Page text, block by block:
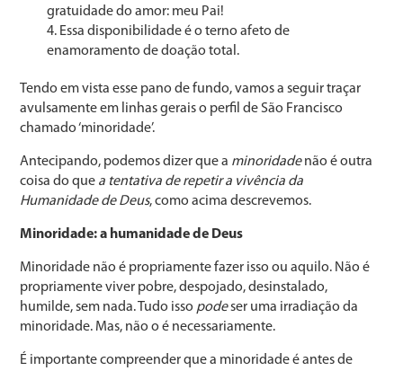
gratuidade do amor: meu Pai!
Essa disponibilidade é o terno afeto de
enamoramento de doação total.
Tendo em vista esse pano de fundo, vamos a seguir traçar
avulsamente em linhas gerais o perfil de São Francisco
chamado ‘minoridade’.
Antecipando, podemos dizer que a minoridadenão é outra
coisa do que a tentativa de repetir a vivência da
Humanidade de Deus, como acima descrevemos.
Minoridade: a humanidade de Deus
Minoridade não é propriamente fazer isso ou aquilo. Não é
propriamente viver pobre, despojado, desinstalado,
humilde, sem nada. Tudo isso podeser uma irradiação da
minoridade. Mas, não o é necessariamente.
É importante compreender que a minoridade é antes de